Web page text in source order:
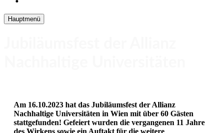
Hauptmenü
Am 16.10.2023 hat das Jubiläumsfest der Allianz
Nachhaltige Universitäten in Wien mit über 60 Gästen
stattgefunden! Gefeiert wurden die vergangenen 11 Jahre
des Wirkens sowie ein Auftakt für die weitere